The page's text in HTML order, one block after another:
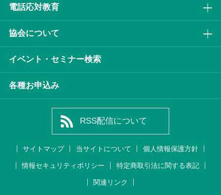
電話応対教育
協会について
イベント・セミナー検索
各種お申込み
RSS配信について
サイトマップ 当サイトについて 個人情報保護方針
情報セキュリティポリシー 特定商取引法に関する表記
関連リンク